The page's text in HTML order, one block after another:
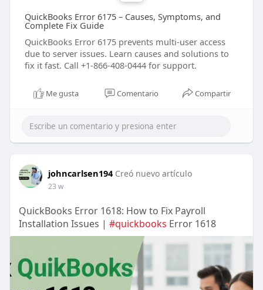
QuickBooks Error 6175 – Causes, Symptoms, and
Complete Fix Guide
QuickBooks Error 6175 prevents multi-user access
due to server issues. Learn causes and solutions to
fix it fast. Call +1-866-408-0444 for support.
Me gusta Comentario Compartir
johncarlsen194 Creó nuevo artículo
23 w
QuickBooks Error 1618: How to Fix Payroll
Installation Issues | #quickbooks Error 1618